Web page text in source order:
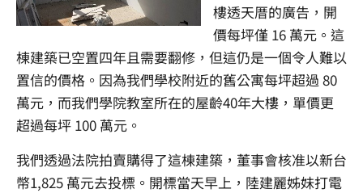
樓透天厝的廣告，開
價每坪僅 16 萬元。這
棟建築已空置四年且需要翻修，但這仍是一個令人難以
置信的價格。因為我們學校附近的舊公寓每坪超過 80
萬元，而我們學院教室所在的屋齡40年大樓，單價更
超過每坪 100 萬元。
我們透過法院拍賣購得了這棟建築，董事會核准以新台
幣1,825 萬元去投標。開標當天早上，陸建麗姊妹打電